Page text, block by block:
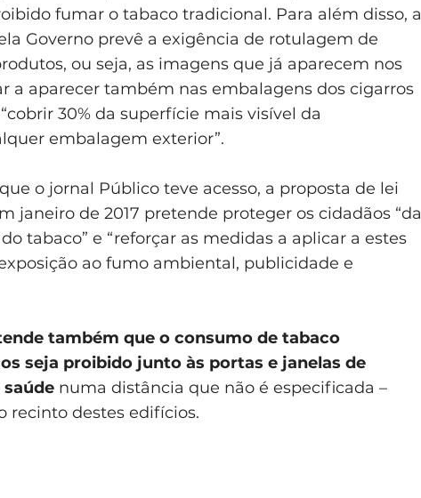
fumar o tabaco tradicional. Para além disso, a
Governo prevê a exigência de rotulagem de
ou seja, as imagens que já aparecem nos
a aparecer também nas embalagens dos cigarros
30% da superfície mais visível da
embalagem exterior”.
o jornal Público teve acesso, a proposta de lei
janeiro de 2017 pretende proteger os cidadãos “da
tabaco” e “reforçar as medidas a aplicar a estes
ao fumo ambiental, publicidade e
também que o consumo de tabaco
seja proibido junto às portas e janelas de
numa distância que não é especificada –
recinto destes edifícios.